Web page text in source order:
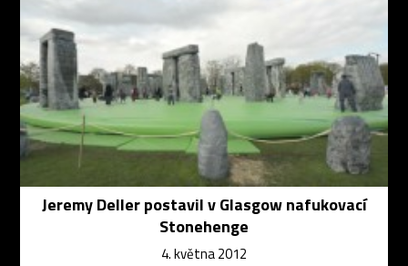
Jeremy Deller postavil v Glasgow nafukovací
Stonehenge
4. května 2012